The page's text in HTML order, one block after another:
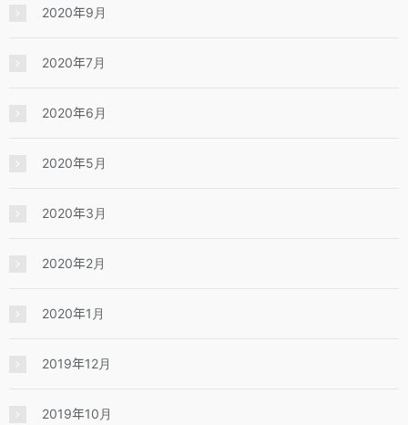
2020年9月
2020年7月
2020年6月
2020年5月
2020年3月
2020年2月
2020年1月
2019年12月
2019年10月